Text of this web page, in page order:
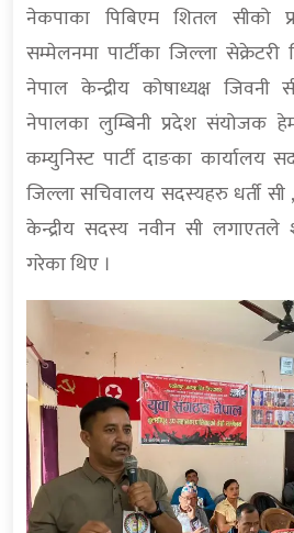
नेकपाका पिबिएम शितल सीको
सम्मेलनमा पार्टीका जिल्ला
नेपाल केन्द्रीय कोषाध्यक्ष
नेपालका लुम्बिनी प्रदेश संयोजक
कम्युनिस्ट पार्टी दाङका कार्यालय
जिल्ला सचिवालय सदस्यहरु धर्ती
केन्द्रीय सदस्य नवीन सी लगाएतले
गरेका थिए ।